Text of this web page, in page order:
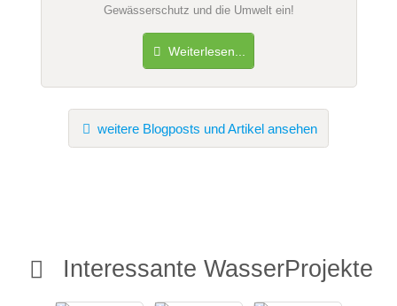
Gewässerschutz und die Umwelt ein!
Weiterlesen...
weitere Blogposts und Artikel ansehen
Interessante WasserProjekte